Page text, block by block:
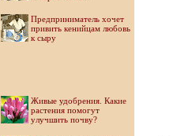
Предприниматель хочет
привить кенийцам любовь
к сыру
Живые удобрения. Какие
растения помогут
улучшить почву?